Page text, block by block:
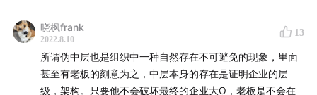
答案
每日优鲜的藩镇林立，美团的苦练基本功，这个时代两种
企业的切面
第一层，我们向上的，我们把它叫做战略理解能力。业务线
的中层和技术线的中层还不太一样。比如你认识一个技术线
的中层，就是你的核心的这个职责叫做带领团队支撑好产品
和运营提过来的产品需求。那这个时候对它的战略理解能力
晓枫frank
2022.8.10
13
所谓伪中层也是组织中一种自然存在不可避免的现象，里面
甚至有老板的刻意为之，中层本身的存在是证明企业的层
级，架构。只要他不会破坏最终的企业大O，老板是不会在